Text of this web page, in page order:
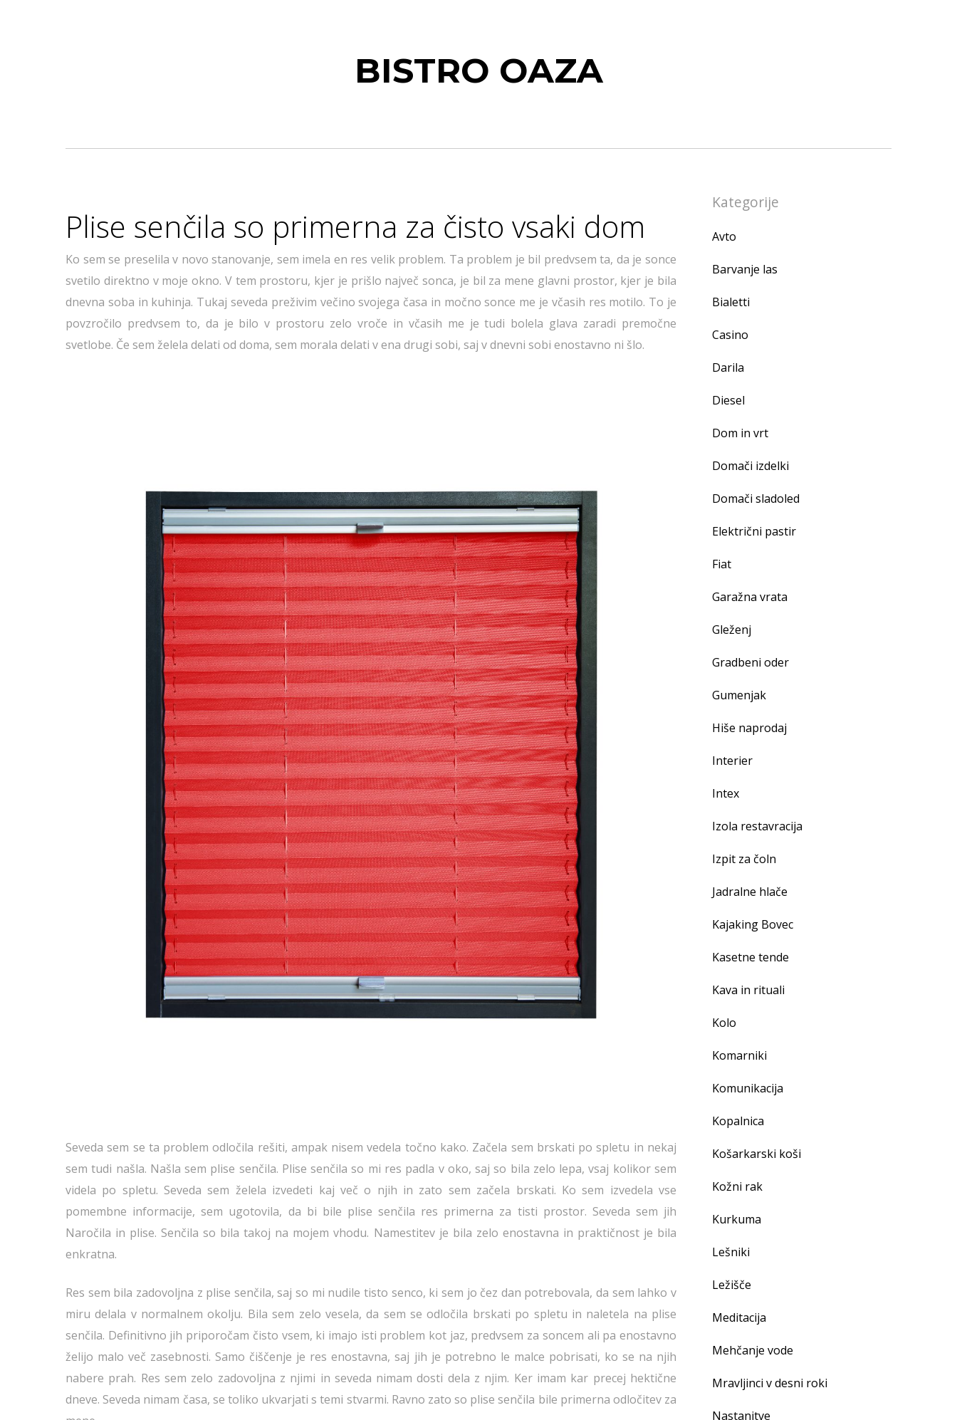
BISTRO OAZA
Plise senčila so primerna za čisto vsaki dom
Ko sem se preselila v novo stanovanje, sem imela en res velik problem. Ta problem je bil predvsem ta, da je sonce
svetilo direktno v moje okno. V tem prostoru, kjer je prišlo največ sonca, je bil za mene glavni prostor, kjer je bila
dnevna soba in kuhinja. Tukaj seveda preživim večino svojega časa in močno sonce me je včasih res motilo. To je
povzročilo predvsem to, da je bilo v prostoru zelo vroče in včasih me je tudi bolela glava zaradi premočne
svetlobe. Če sem želela delati od doma, sem morala delati v ena drugi sobi, saj v dnevni sobi enostavno ni šlo.
Seveda sem se ta problem odločila rešiti, ampak nisem vedela točno kako. Začela sem brskati po spletu in nekaj
sem tudi našla. Našla sem plise senčila. Plise senčila so mi res padla v oko, saj so bila zelo lepa, vsaj kolikor sem
videla po spletu. Seveda sem želela izvedeti kaj več o njih in zato sem začela brskati. Ko sem izvedela vse
pomembne informacije, sem ugotovila, da bi bile plise senčila res primerna za tisti prostor. Seveda sem jih
Naročila in plise. Senčila so bila takoj na mojem vhodu. Namestitev je bila zelo enostavna in praktičnost je bila
enkratna.
Res sem bila zadovoljna z plise senčila, saj so mi nudile tisto senco, ki sem jo čez dan potrebovala, da sem lahko v
miru delala v normalnem okolju. Bila sem zelo vesela, da sem se odločila brskati po spletu in naletela na plise
senčila. Definitivno jih priporočam čisto vsem, ki imajo isti problem kot jaz, predvsem za soncem ali pa enostavno
želijo malo več zasebnosti. Samo čiščenje je res enostavna, saj jih je potrebno le malce pobrisati, ko se na njih
nabere prah. Res sem zelo zadovoljna z njimi in seveda nimam dosti dela z njim. Ker imam kar precej hektične
dneve. Seveda nimam časa, se toliko ukvarjati s temi stvarmi. Ravno zato so plise senčila bile primerna odločitev za
Kategorije
Avto
Barvanje las
Bialetti
Casino
Darila
Diesel
Dom in vrt
Domači izdelki
Domači sladoled
Električni pastir
Fiat
Garažna vrata
Gleženj
Gradbeni oder
Gumenjak
Hiše naprodaj
Interier
Intex
Izola restavracija
Izpit za čoln
Jadralne hlače
Kajaking Bovec
Kasetne tende
Kava in rituali
Kolo
Komarniki
Komunikacija
Kopalnica
Košarkarski koši
Kožni rak
Kurkuma
Lešniki
Ležišče
Meditacija
Mehčanje vode
Mravljinci v desni roki
Nastanitve